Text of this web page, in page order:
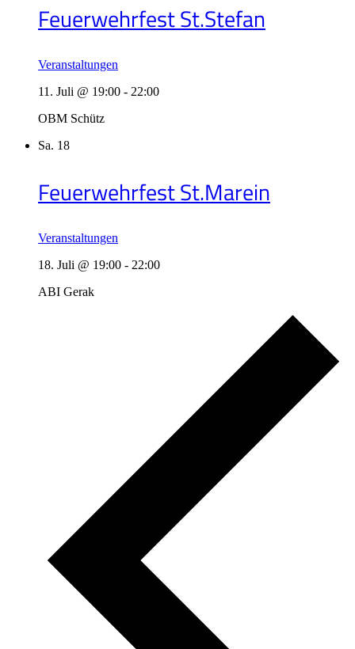
Feuerwehrfest St.Stefan
Veranstaltungen
11. Juli @ 19:00 - 22:00
OBM Schütz
Sa. 18
Feuerwehrfest St.Marein
Veranstaltungen
18. Juli @ 19:00 - 22:00
ABI Gerak